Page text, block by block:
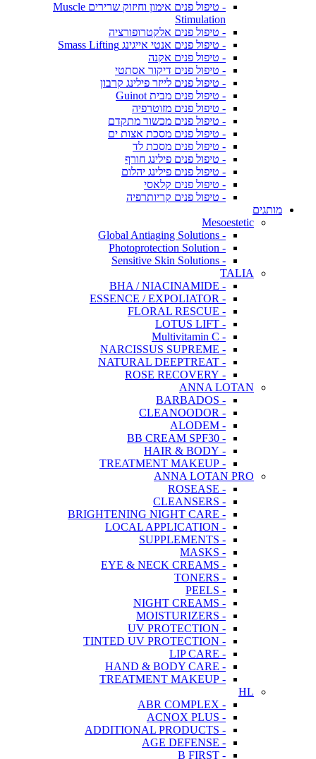
- טיפול פנים אימון וחיזוק שרירים Muscle
Stimulation
- טיפול פנים אלקטרופורציה
- טיפול פנים אנטי אייגינג Smass Lifting
- טיפול פנים אקנה
- טיפול פנים דיקור אסתטי
- טיפול פנים לייזר פילינג קרבון
- טיפול פנים מבית Guinot
- טיפול פנים מזוטרפיה
- טיפול פנים מכשור מתקדם
- טיפול פנים מסכת אצות ים
- טיפול פנים מסכת לד
- טיפול פנים פילינג חורף
- טיפול פנים פילינג יהלום
- טיפול פנים קלאסי
- טיפול פנים קריותרפיה
מותגים
Mesoestetic
- Global Antiaging Solutions
- Photoprotection Solution
- Sensitive Skin Solutions
TALIA
- BHA / NIACINAMIDE
- ESSENCE / EXPOLIATOR
- FLORAL RESCUE
- LOTUS LIFT
- Multivitamin C
- NARCISSUS SUPREME
- NATURAL DEEPTREAT
- ROSE RECOVERY
ANNA LOTAN
- BARBADOS
- CLEANOODOR
- ALODEM
- BB CREAM SPF30
- HAIR & BODY
- TREATMENT MAKEUP
ANNA LOTAN PRO
- ROSEASE
- CLEANSERS
- BRIGHTENING NIGHT CARE
- LOCAL APPLICATION
- SUPPLEMENTS
- MASKS
- EYE & NECK CREAMS
- TONERS
- PEELS
- NIGHT CREAMS
- MOISTURIZERS
- UV PROTECTION
- TINTED UV PROTECTION
- LIP CARE
- HAND & BODY CARE
- TREATMENT MAKEUP
HL
- ABR COMPLEX
- ACNOX PLUS
- ADDITIONAL PRODUCTS
- AGE DEFENSE
- B FIRST